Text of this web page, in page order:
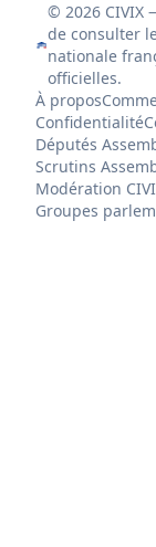
© 2026 CIVIX
de consulter
nationale
officielles.
À propos
Confidentialité
Députés
Scrutins
Modération
Groupes